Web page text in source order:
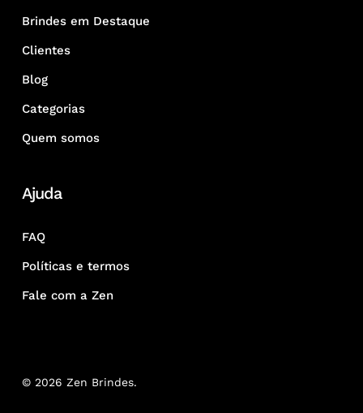
Brindes em Destaque
Clientes
Blog
Categorias
Quem somos
Ajuda
FAQ
Políticas e termos
Fale com a Zen
© 2026 Zen Brindes.